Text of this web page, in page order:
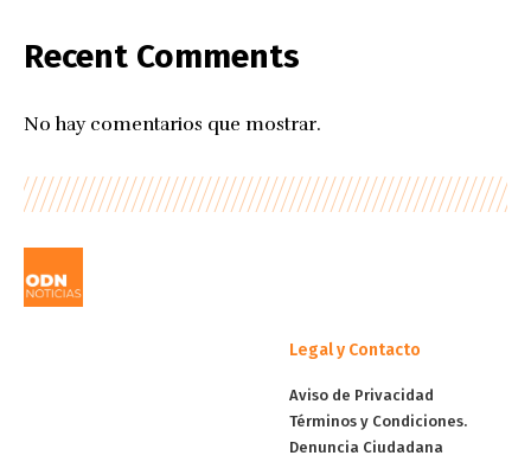
Recent Comments
No hay comentarios que mostrar.
Legal y Contacto
Aviso de Privacidad
Términos y Condiciones.
Denuncia Ciudadana